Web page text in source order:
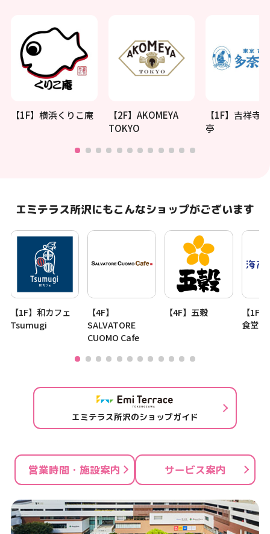
【1F】横浜くりこ庵
【2F】AKOMEYA
TOKYO
【1F】吉祥寺
亭
エミテラス所沢にもこんなショップがございます
【1F】和カフェ
Tsumugi
【4F】
SALVATORE
CUOMO Cafe
【4F】五穀
【1F
食堂
エミテラス所沢のショップガイド
営業時間・施設案内 サービス案内